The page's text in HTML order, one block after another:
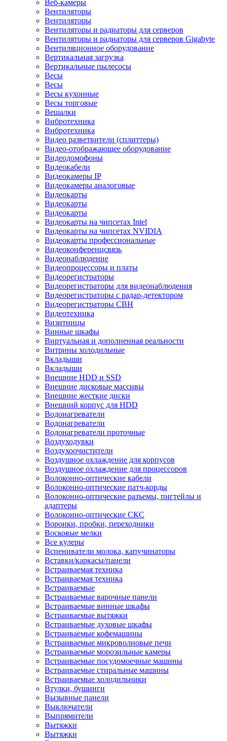
Веб-камеры
Вентиляторы
Вентиляторы
Вентиляторы и радиаторы для серверов
Вентиляторы и радиаторы для серверов Gigabyte
Вентиляционное оборудование
Вертикальная загрузка
Вертикальные пылесосы
Весы
Весы
Весы кухонные
Весы торговые
Вешалки
Вибротехника
Вибротехника
Видео разветвители (сплиттеры)
Видео-отображающее оборудование
Видеодомофоны
Видеокабели
Видеокамеры IP
Видеокамеры аналоговые
Видеокарты
Видеокарты
Видеокарты
Видеокарты на чипсетах Intel
Видеокарты на чипсетах NVIDIA
Видеокарты профессиональные
Видеоконференцсвязь
Видеонаблюдение
Видеопроцессоры и платы
Видеорегистраторы
Видеорегистраторы для видеонаблюдения
Видеорегистраторы с радар-детектором
Видеорегистраторы СВН
Видеотехника
Визитницы
Винные шкафы
Виртуальная и дополненная реальности
Витрины холодильные
Вкладыши
Вкладыши
Внешние HDD и SSD
Внешние дисковые массивы
Внешние жесткие диски
Внешний корпус для HDD
Водонагреватели
Водонагреватели
Водонагреватели проточные
Воздуходувки
Воздухоочистители
Воздушное охлаждение для корпусов
Воздушное охлаждение для процессоров
Волоконно-оптические кабели
Волоконно-оптические патч-корды
Волоконно-оптические разъемы, пигтейлы и
адаптеры
Волоконно-оптические СКС
Воронки, пробки, переходники
Восковые мелки
Все кулеры
Вспениватели молока, капучинаторы
Вставки/каркасы/панели
Встраиваемая техника
Встраиваемая техника
Встраиваемые
Встраиваемые варочные панели
Встраиваемые винные шкафы
Встраиваемые вытяжки
Встраиваемые духовые шкафы
Встраиваемые кофемашины
Встраиваемые микроволновые печи
Встраиваемые морозильные камеры
Встраиваемые посудомоечные машины
Встраиваемые стиральные машины
Встраиваемые холодильники
Втулки, бушинги
Вызывные панели
Выключатели
Выпрямители
Вытяжки
Вытяжки